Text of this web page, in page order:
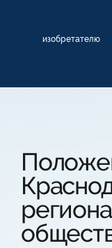
изобретателю